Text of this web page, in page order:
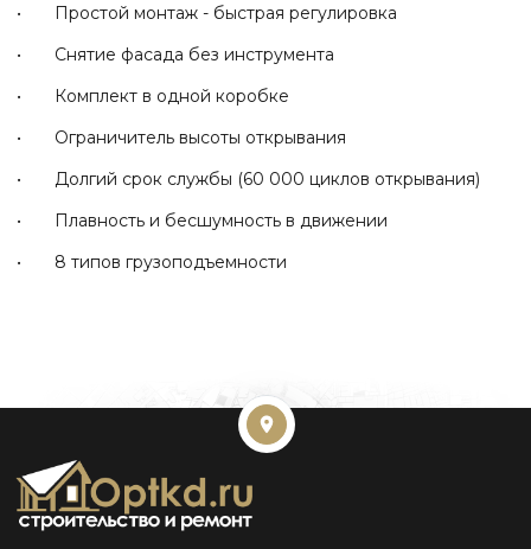
• Простой монтаж - быстрая регулировка
• Снятие фасада без инструмента
• Комплект в одной коробке
• Ограничитель высоты открывания
• Долгий срок службы (60 000 циклов открывания)
• Плавность и бесшумность в движении
• 8 типов грузоподъемности